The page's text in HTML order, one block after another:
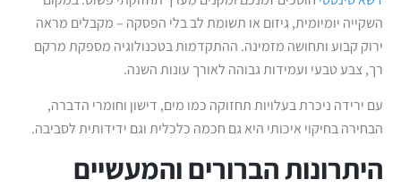
השקייה יומיומית, גיזום או תשומת לב בלי הפסקה – מקבלים מראה
ירוק קבוע ותחושה מזמינה. ההתקדמות בטכנולוגיה מספקת מרקם
רך, צבע טבעי ועמידות גבוהה לאורך עונות השנה.
עם ירידה ניכרת בעלויות תחזוקה כמו מים, דישון וחומרי הדברה,
הבחירה בחיקוי איכותי היא גם חכמה כלכלית וגם ידידותית לסביבה.
היתרונות הברורים והמעשיים